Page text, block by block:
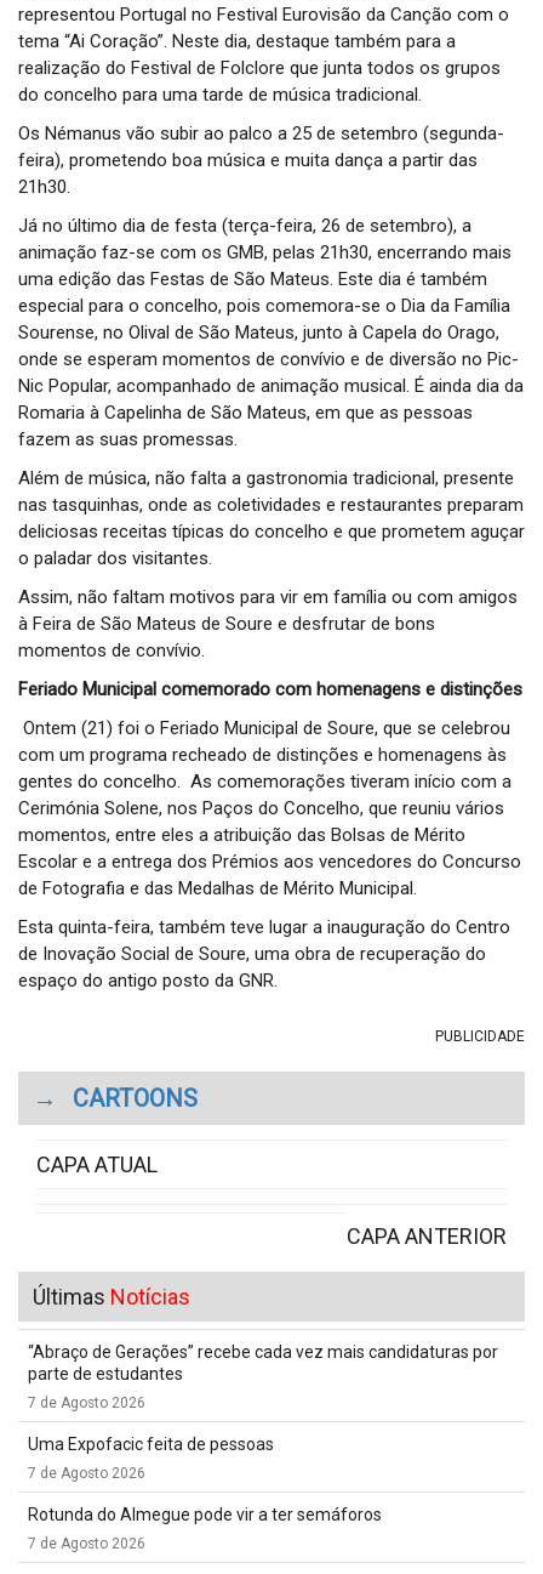
representou Portugal no Festival Eurovisão da Canção com o
tema “Ai Coração”. Neste dia, destaque também para a
realização do Festival de Folclore que junta todos os grupos
do concelho para uma tarde de música tradicional.
Os Némanus vão subir ao palco a 25 de setembro (segunda-
feira), prometendo boa música e muita dança a partir das
21h30.
Já no último dia de festa (terça-feira, 26 de setembro), a
animação faz-se com os GMB, pelas 21h30, encerrando mais
uma edição das Festas de São Mateus. Este dia é também
especial para o concelho, pois comemora-se o Dia da Família
Sourense, no Olival de São Mateus, junto à Capela do Orago,
onde se esperam momentos de convívio e de diversão no Pic-
Nic Popular, acompanhado de animação musical. É ainda dia da
Romaria à Capelinha de São Mateus, em que as pessoas
fazem as suas promessas.
Além de música, não falta a gastronomia tradicional, presente
nas tasquinhas, onde as coletividades e restaurantes preparam
deliciosas receitas típicas do concelho e que prometem aguçar
o paladar dos visitantes.
Assim, não faltam motivos para vir em família ou com amigos
à Feira de São Mateus de Soure e desfrutar de bons
momentos de convívio.
Feriado Municipal comemorado com homenagens e distinções
Ontem (21) foi o Feriado Municipal de Soure, que se celebrou
com um programa recheado de distinções e homenagens às
gentes do concelho. As comemorações tiveram início com a
Cerimónia Solene, nos Paços do Concelho, que reuniu vários
momentos, entre eles a atribuição das Bolsas de Mérito
Escolar e a entrega dos Prémios aos vencedores do Concurso
de Fotografia e das Medalhas de Mérito Municipal.
Esta quinta-feira, também teve lugar a inauguração do Centro
de Inovação Social de Soure, uma obra de recuperação do
espaço do antigo posto da GNR.
PUBLICIDADE
→ CARTOONS
CAPA ATUAL
CAPA ANTERIOR
Últimas Notícias
“Abraço de Gerações” recebe cada vez mais candidaturas por
parte de estudantes
7 de Agosto 2026
Uma Expofacic feita de pessoas
7 de Agosto 2026
Rotunda do Almegue pode vir a ter semáforos
7 de Agosto 2026